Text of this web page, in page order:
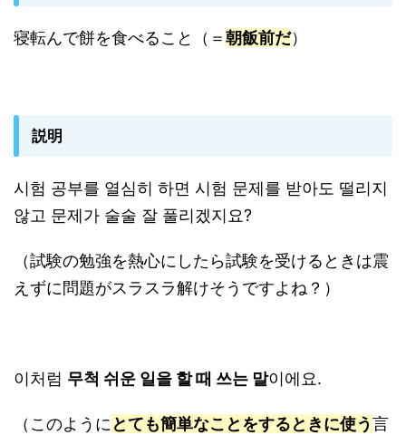
寝転んで餅を食べること（＝朝飯前だ）
説明
시험 공부를 열심히 하면 시험 문제를 받아도 떨리지
않고 문제가 술술 잘 풀리겠지요?
（試験の勉強を熱心にしたら試験を受けるときは震
えずに問題がスラスラ解けそうですよね？）
이처럼 무척 쉬운 일을 할 때 쓰는 말이에요.
（このようにとても簡単なことをするときに使う言